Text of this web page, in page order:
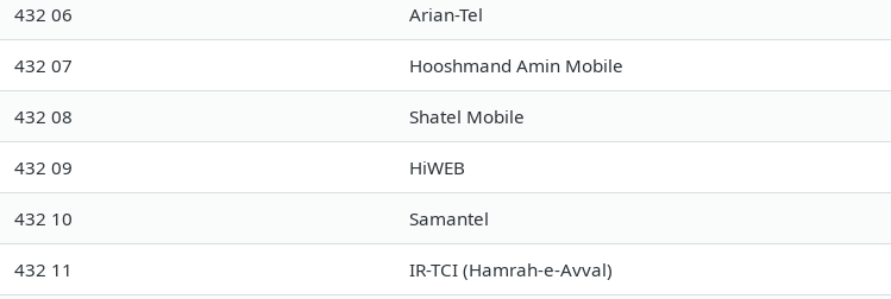
432 06 Arian-Tel
432 07 Hooshmand Amin Mobile
432 08 Shatel Mobile
432 09 HiWEB
432 10 Samantel
432 11 IR-TCI (Hamrah-e-Avval)